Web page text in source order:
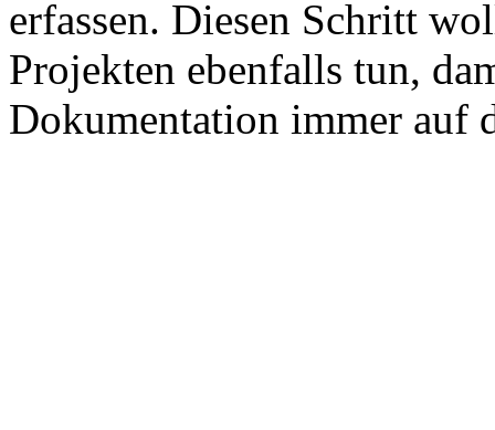
erfassen. Diesen Schritt
Projekten ebenfalls tun,
Dokumentation immer auf